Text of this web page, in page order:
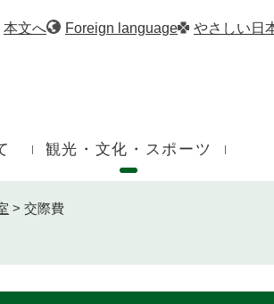
本文へ Foreign language やさしい日
観光・文化・スポーツ
> 交際費